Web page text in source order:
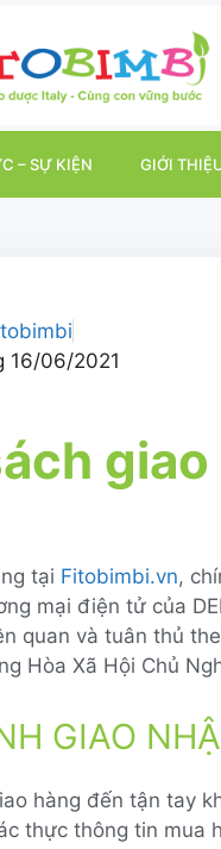
– SỰ KIỆN GIỚI
16/06/2021
giao
tại Fitobimbi.vn,
mại điện tử của
quan và tuân thủ
Hòa Xã Hội Chủ
GIAO
hàng đến tận tay
thực thông tin mua